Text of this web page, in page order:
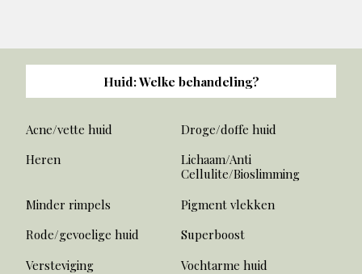
Huid: Welke behandeling?
Acne/vette huid
Droge/doffe huid
Heren
Lichaam/Anti
Cellulite/Bioslimming
Minder rimpels
Pigment vlekken
Rode/gevoelige huid
Superboost
Versteviging
Vochtarme huid